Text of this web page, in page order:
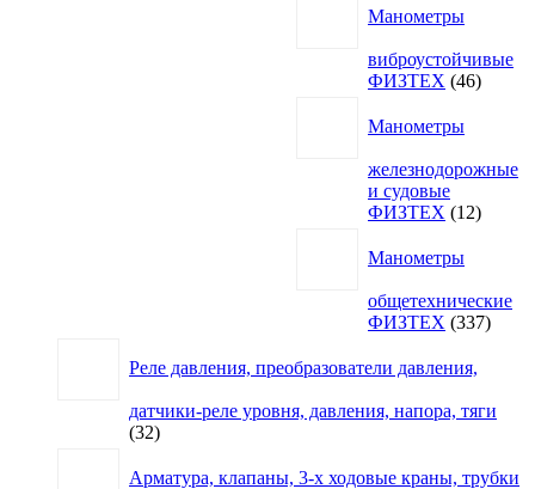
Манометры
виброустойчивые
ФИЗТЕХ 4646
Манометры
железнодорожные
и судовые
ФИЗТЕХ
1212
Манометры
общетехнические
ФИЗТЕХ 337337
Реле давления, преобразователи давления,
датчики-реле уровня, давления, напора, тяги
3232
Арматура, клапаны, 3-х ходовые краны, трубки